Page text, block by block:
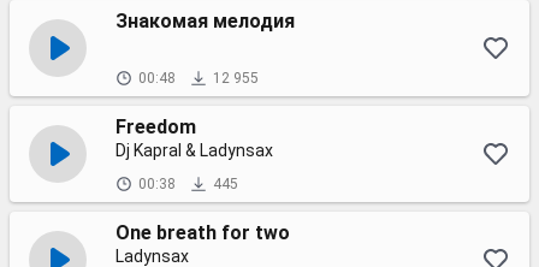
Знакомая мелодия
00:48 12 955
Freedom
Dj Kapral & Ladynsax
00:38 445
One breath for two
Ladynsax